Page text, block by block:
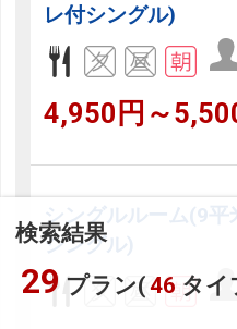
検索結果
29 プラン(46 タイ
レ付シングル)
4,950円～
シングルルーム(9
シングル)